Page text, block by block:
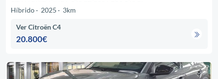
Híbrido
2025 3km
Ver Citroën C4
20.800€